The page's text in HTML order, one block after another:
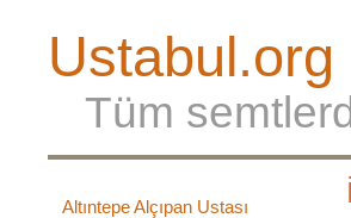
Ustabul.org
Tüm
Altıntepe Alçıpan Ustası